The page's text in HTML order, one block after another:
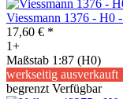
Viessmann 1376 - H0
17,60 € *
1+
Maßstab 1:87 (H0)
werkseitig ausverkauft
begrenzt Verfügbar